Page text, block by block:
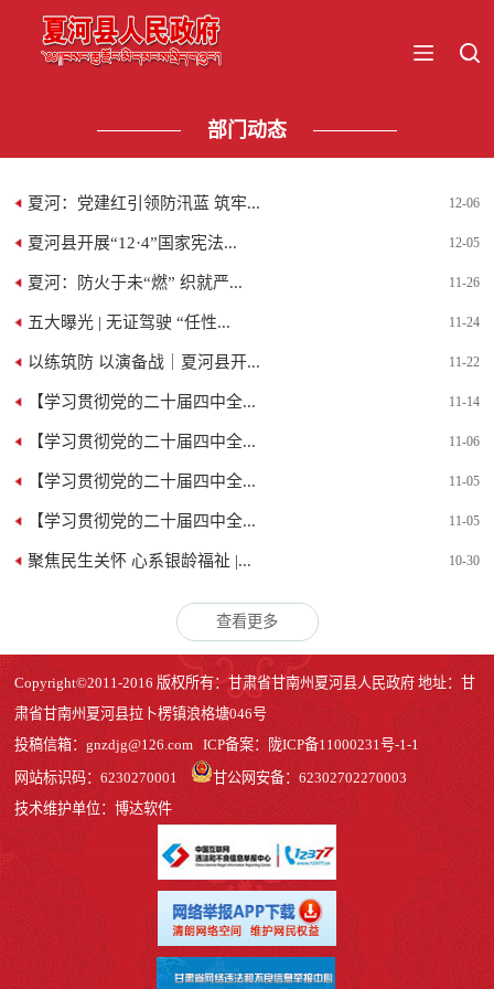
部门动态
12-06
夏河：党建红引领防汛蓝 筑牢...
12-05
夏河县开展“12·4”国家宪法...
11-26
夏河：防火于未“燃” 织就严...
11-24
五大曝光 | 无证驾驶 “任性...
11-22
以练筑防 以演备战｜夏河县开...
11-14
【学习贯彻党的二十届四中全...
11-06
【学习贯彻党的二十届四中全...
11-05
【学习贯彻党的二十届四中全...
11-05
【学习贯彻党的二十届四中全...
10-30
聚焦民生关怀 心系银龄福祉 |...
查看更多
Copyright©2011-2016 版权所有：甘肃省甘南州夏河县人民政府 地址：甘
肃省甘南州夏河县拉卜楞镇浪格塘046号
投稿信箱：gnzdjg@126.com ICP备案： 陇ICP备11000231号-1-1
网站标识码：6230270001
甘公网安备：62302702270003
技术维护单位：博达软件